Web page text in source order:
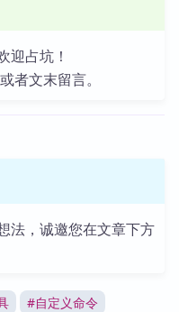
迎占坑！
者文末留言。
法，诚邀您在文章下方
#自定义命令